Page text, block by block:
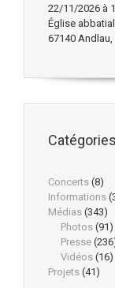
22/11/2026 à
Église
67140 Andlau,
Catégories
Concerts (8)
Informations
Médias (343)
Photos (91)
Presse
Vidéos (16)
Projets (41)